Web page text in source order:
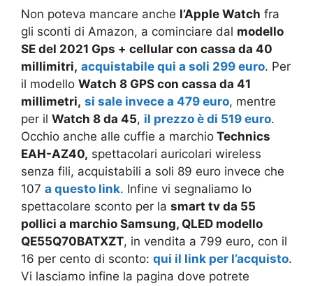
Non poteva mancare anche l’Apple Watch fra
gli sconti di Amazon, a cominciare dal modello
SE del 2021 Gps + cellular con cassa da 40
millimitri, acquistabile qui a soli 299 euro. Per
il modello Watch 8 GPS con cassa da 41
millimetri, si sale invece a 479 euro, mentre
per il Watch 8 da 45, il prezzo è di 519 euro.
Occhio anche alle cuffie a marchio Technics
EAH-AZ40, spettacolari auricolari wireless
senza fili, acquistabili a soli 89 euro invece che
107 a questo link. Infine vi segnaliamo lo
spettacolare sconto per la smart tv da 55
pollici a marchio Samsung, QLED modello
QE55Q70BATXZT, in vendita a 799 euro, con il
16 per cento di sconto: qui il link per l’acquisto.
Vi lasciamo infine la pagina dove potrete